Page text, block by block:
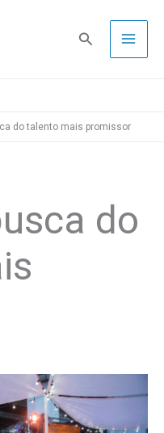
Pesquisa
do talento mais promissor
do